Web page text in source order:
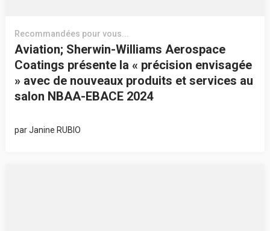
Recommandées pour vous...
Aviation; Sherwin-Williams Aerospace
Coatings présente la « précision envisagée
» avec de nouveaux produits et services au
salon NBAA-EBACE 2024
parJanine RUBIO